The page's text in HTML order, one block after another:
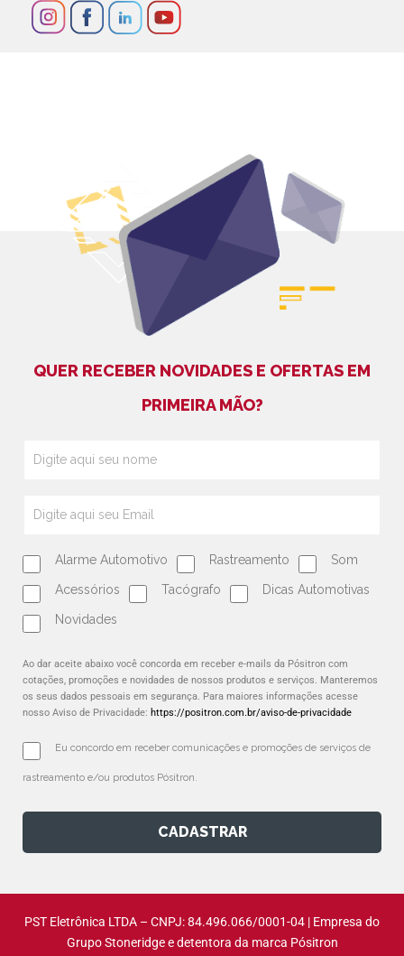
QUER RECEBER NOVIDADES E OFERTAS EM
PRIMEIRA MÃO?
Alarme Automotivo Rastreamento Som
Acessórios Tacógrafo Dicas Automotivas
Novidades
Ao dar aceite abaixo você concorda em receber e-mails da Pósitron com
cotações, promoções e novidades de nossos produtos e serviços. Manteremos
os seus dados pessoais em segurança. Para maiores informações acesse
nosso Aviso de Privacidade: https://positron.com.br/aviso-de-privacidade
Eu concordo em receber comunicações e promoções de serviços de
rastreamento e/ou produtos Pósitron.
CADASTRAR
PST Eletrônica LTDA – CNPJ: 84.496.066/0001-04 | Empresa do
Grupo Stoneridge e detentora da marca Pósitron